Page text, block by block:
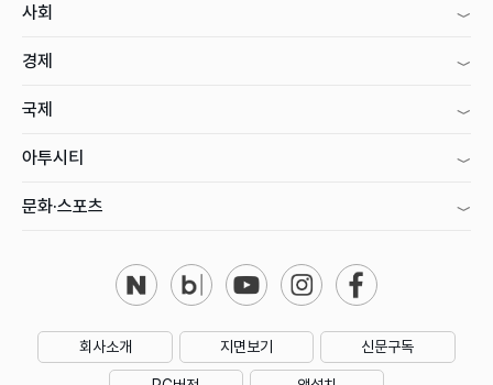
사회
경제
국제
아투시티
문화·스포츠
회사소개 지면보기 신문구독